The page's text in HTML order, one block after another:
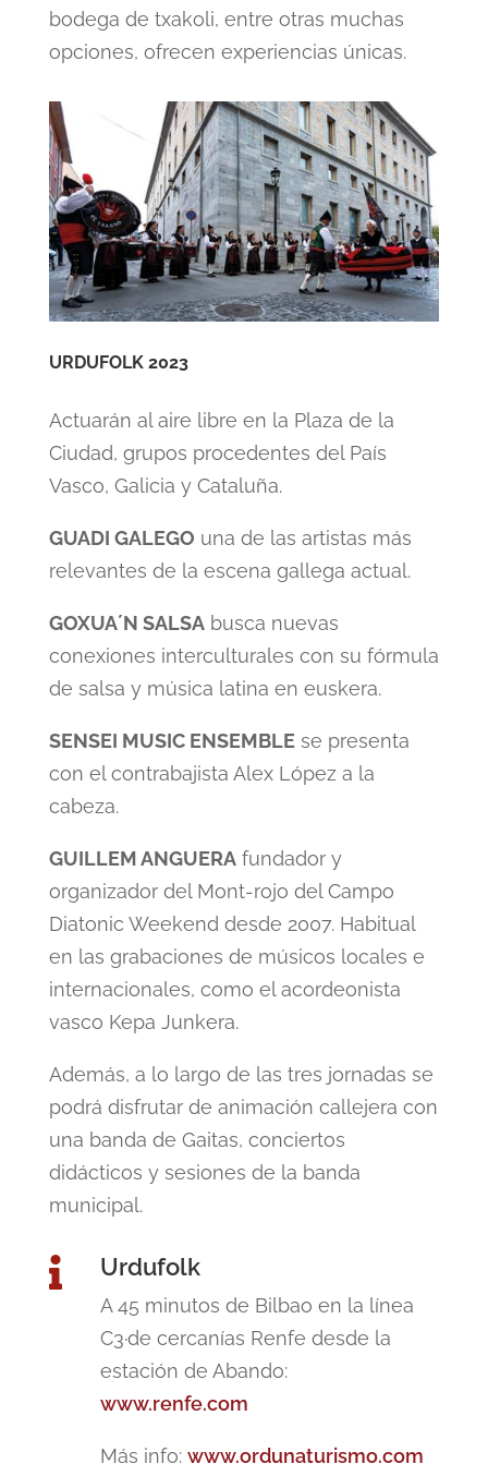
bodega de txakoli, entre otras muchas
opciones, ofrecen experiencias únicas.
URDUFOLK 2023
Actuarán al aire libre en la Plaza de la
Ciudad, grupos procedentes del País
Vasco, Galicia y Cataluña.
GUADI GALEGO una de las artistas más
relevantes de la escena gallega actual.
GOXUA´N SALSAbusca nuevas
conexiones interculturales con su fórmula
de salsa y música latina en euskera.
SENSEI MUSIC ENSEMBLEse presenta
con el contrabajista Alex López a la
cabeza.
GUILLEM ANGUERAfundador y
organizador del Mont-rojo del Campo
Diatonic Weekend desde 2007. Habitual
en las grabaciones de músicos locales e
internacionales, como el acordeonista
vasco Kepa Junkera.
Además, a lo largo de las tres jornadas se
podrá disfrutar de animación callejera con
una banda de Gaitas, conciertos
didácticos y sesiones de la banda
municipal.
 Urdufolk
A 45 minutos de Bilbao en la línea
C3·de cercanías Renfe desde la
estación de Abando:
www.renfe.com
Más info: www.ordunaturismo.com